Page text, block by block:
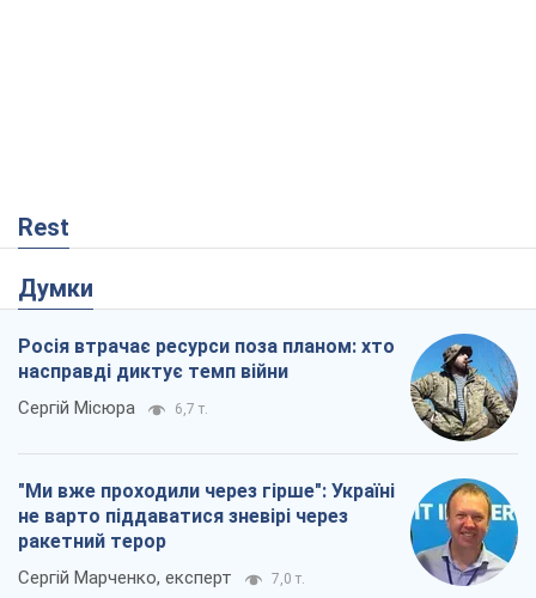
Rest
Думки
Росія втрачає ресурси поза планом: хто
насправді диктує темп війни
Сергій Місюра 6,7 т.
"Ми вже проходили через гірше": Україні
не варто піддаватися зневірі через
ракетний терор
Сергій Марченко, експерт 7,0 т.